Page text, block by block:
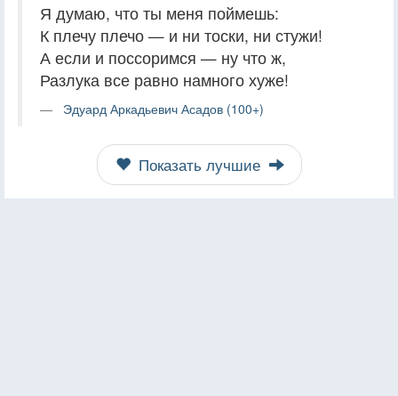
Я думаю, что ты меня поймешь:
К плечу плечо — и ни тоски, ни стужи!
А если и поссоримся — ну что ж,
Разлука все равно намного хуже!
Эдуард Аркадьевич Асадов (100+)
Показать лучшие